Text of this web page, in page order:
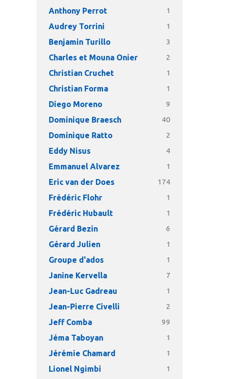
Anthony Perrot 1
Audrey Torrini 1
Benjamin Turillo 3
Charles et Mouna Onier 2
Christian Cruchet 1
Christian Forma 1
Diego Moreno 9
Dominique Braesch 40
Dominique Ratto 2
Eddy Nisus 4
Emmanuel Alvarez 1
Eric van der Does 174
Frédéric Flohr 1
Frédéric Hubault 1
Gérard Bezin 6
Gérard Julien 1
Groupe d'ados 1
Janine Kervella 7
Jean-Luc Gadreau 1
Jean-Pierre Civelli 2
Jeff Comba 99
Jéma Taboyan 1
Jérémie Chamard 1
Lionel Ngimbi 1